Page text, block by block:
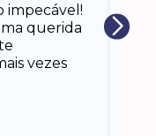
querida
vezes